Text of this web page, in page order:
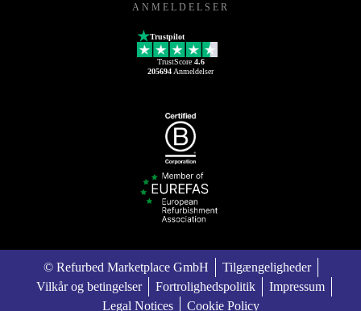
ANMELDELSER
Trustpilot
TrustScore 4.6
205694 Anmeldelser
© Refurbed Marketplace GmbH
Tilgængeligheder
Vilkår og betingelser
Fortrolighedspolitik
Impressum
Legal Notices
Cookie Policy